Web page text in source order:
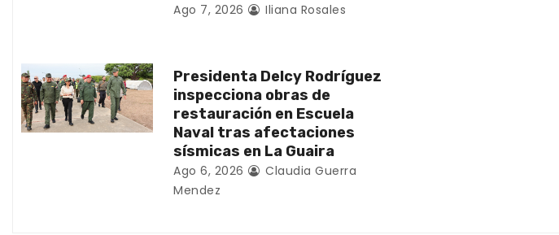
t
r
a
Ago 7, 2026 Iliana Rosales
Presidenta Delcy Rodríguez
inspecciona obras de
restauración en Escuela
Naval tras afectaciones
sísmicas en La Guaira
Ago 6, 2026
Claudia Guerra
Mendez